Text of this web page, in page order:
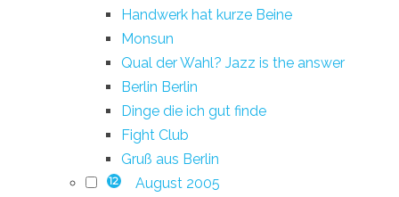
Handwerk hat kurze Beine
Monsun
Qual der Wahl? Jazz is the answer
Berlin Berlin
Dinge die ich gut finde
Fight Club
Gruß aus Berlin
12 August 2005